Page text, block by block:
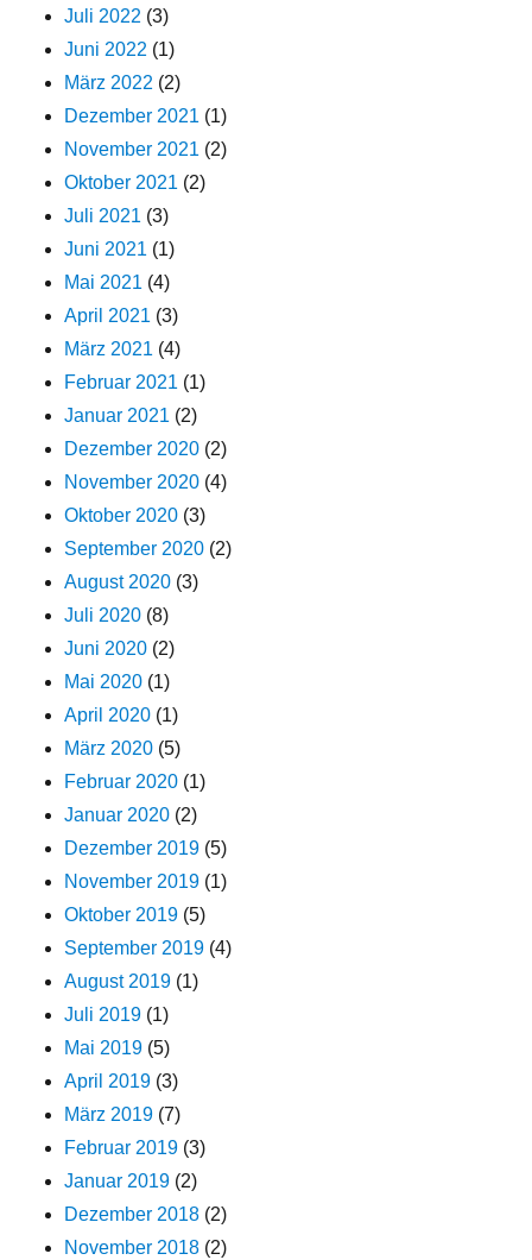
Juli 2022 (3)
Juni 2022 (1)
März 2022 (2)
Dezember 2021 (1)
November 2021 (2)
Oktober 2021 (2)
Juli 2021 (3)
Juni 2021 (1)
Mai 2021 (4)
April 2021 (3)
März 2021 (4)
Februar 2021 (1)
Januar 2021 (2)
Dezember 2020 (2)
November 2020 (4)
Oktober 2020 (3)
September 2020 (2)
August 2020 (3)
Juli 2020 (8)
Juni 2020 (2)
Mai 2020 (1)
April 2020 (1)
März 2020 (5)
Februar 2020 (1)
Januar 2020 (2)
Dezember 2019 (5)
November 2019 (1)
Oktober 2019 (5)
September 2019 (4)
August 2019 (1)
Juli 2019 (1)
Mai 2019 (5)
April 2019 (3)
März 2019 (7)
Februar 2019 (3)
Januar 2019 (2)
Dezember 2018 (2)
November 2018 (2)